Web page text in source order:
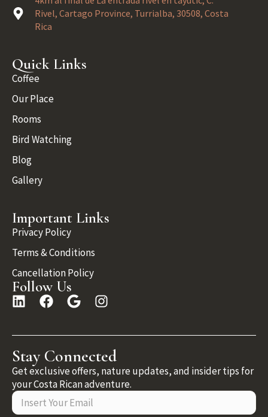
Rivel, Cartago Province, Turrialba, 30508, Costa
Rica
Quick Links
Coffee
Our Place
Rooms
Bird Watching
Blog
Gallery
Important Links
Privacy Policy
Terms & Conditions
Cancellation Policy
Follow Us
Stay Connected
Get exclusive offers, nature updates, and insider tips for
your Costa Rican adventure.